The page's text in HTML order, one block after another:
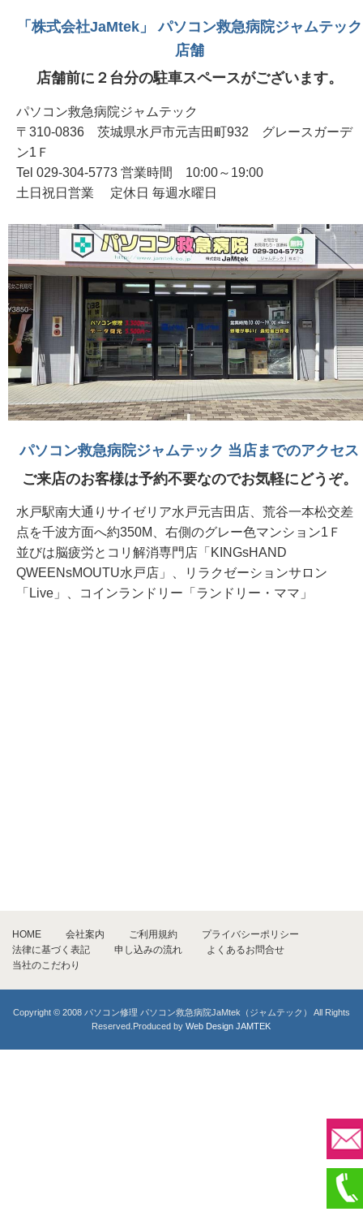
「株式会社JaMtek」 パソコン救急病院ジャムテック
店舗
店舗前に２台分の駐車スペースがございます。
パソコン救急病院ジャムテック
〒310-0836 茨城県水戸市元吉田町932 グレースガーデ
ン1Ｆ
Tel 029-304-5773 営業時間 10:00～19:00
土日祝日営業 定休日 毎週水曜日
パソコン救急病院ジャムテック 当店までのアクセス
ご来店のお客様は予約不要なのでお気軽にどうぞ。
水戸駅南大通りサイゼリア水戸元吉田店、荒谷一本松交差
点を千波方面へ約350M、右側のグレー色マンション1Ｆ
並びは脳疲労とコリ解消専門店「KINGsHAND
QWEENsMOUTU水戸店」、リラクゼーションサロン
「Live」、コインランドリー「ランドリー・ママ」
HOME 会社案内 ご利用規約
プライバシーポリシー
法律に基づく表記
申し込みの流れ
よくあるお問合せ
当社のこだわり
Copyright © 2008 パソコン修理 パソコン救急病院JaMtek（ジャムテック） All Rights
Reserved.Produced byWeb Design JAMTEK